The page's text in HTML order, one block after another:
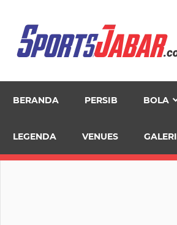
content
BERANDA PERSIB BOLA
LEGENDA VENUES GALERI